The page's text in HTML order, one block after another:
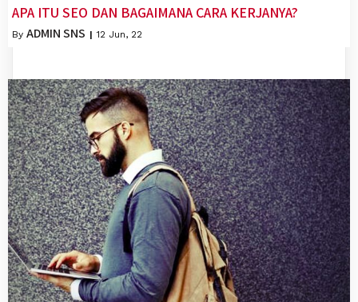
APA ITU SEO DAN BAGAIMANA CARA KERJANYA?
By ADMIN SNS | 12 Jun, 22